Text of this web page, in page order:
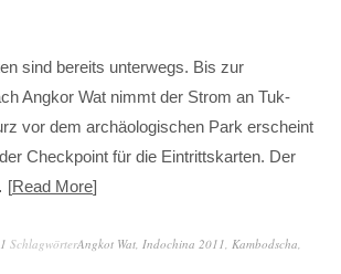
sind bereits unterwegs. Bis zur
Angkor Wat nimmt der Strom an Tuk-
vor dem archäologischen Park erscheint
Checkpoint für die Eintrittskarten. Der
Read More
SchlagwörterAngkot Wat Indochina 2011 Kambodscha